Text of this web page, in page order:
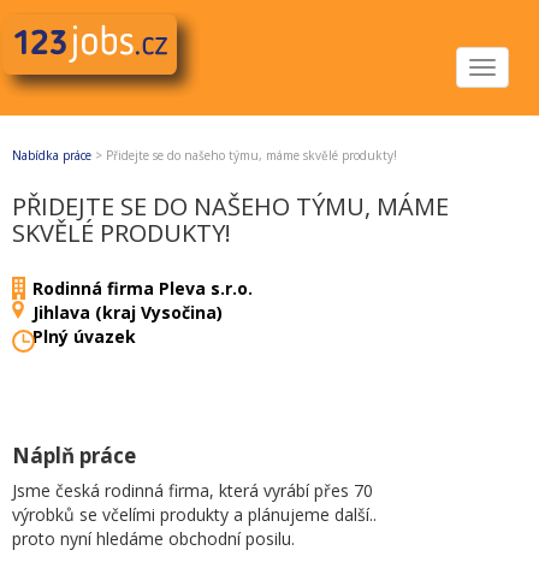
Toggle
Nabídka práce > Přidejte se do našeho týmu, máme skvělé produkty!
PŘIDEJTE SE DO NAŠEHO TÝMU, MÁME
SKVĚLÉ PRODUKTY!
Rodinná firma Pleva s.r.o.
Jihlava (kraj Vysočina)
Plný úvazek
Náplň práce
Jsme česká rodinná firma, která vyrábí přes 70
výrobků se včelími produkty a plánujeme další..
proto nyní hledáme obchodní posilu.